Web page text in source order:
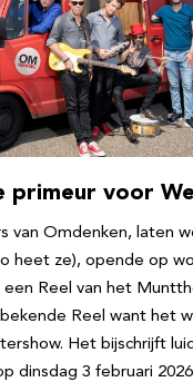
primeur voor
van Omdenken, laten
heet ze), opende op
een Reel van het
Reel want het
Het bijschrijft
dinsdag 3 februari